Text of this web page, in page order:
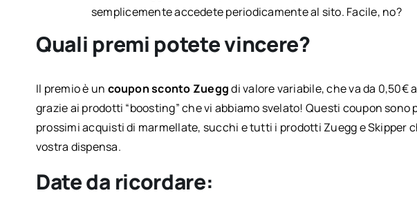
semplicemente accedete periodicamente al sito. Facile, no?
Quali premi potete vincere?
Il premio è un coupon sconto Zueggdi valore variabile, che va da 0,50€
grazie ai prodotti “boosting” che vi abbiamo svelato! Questi coupon
prossimi acquisti di marmellate, succhi e tutti i prodotti Zuegg e Skipper
vostra dispensa.
Date da ricordare: